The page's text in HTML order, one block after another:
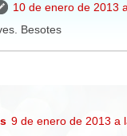
10 de enero de 2013
Besotes
9 de enero de 2013 a